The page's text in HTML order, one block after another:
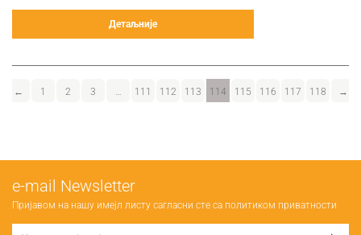
Детаљније
← 1 2 3 111 112 113 114 115 116 117 118 →
е-mail Newsletter
Пријавом на нашу имејл листу сагласни сте са политиком приватности